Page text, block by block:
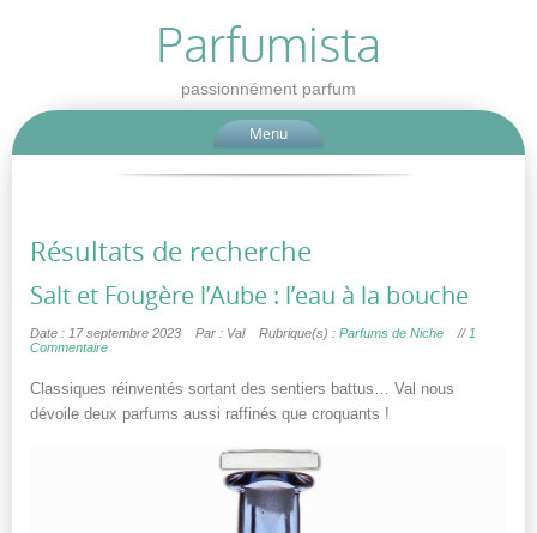
Parfumista
passionnément parfum
Menu
Résultats de recherche
Salt et Fougère l’Aube : l’eau à la bouche
Date : 17 septembre 2023 Par : Val Rubrique(s) : Parfums de Niche // 1
Commentaire
Classiques réinventés sortant des sentiers battus… Val nous
dévoile deux parfums aussi raffinés que croquants !